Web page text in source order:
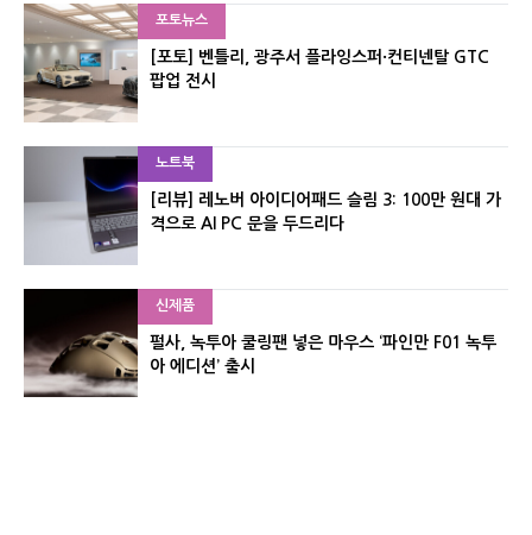
포토뉴스
[포토] 벤틀리, 광주서 플라잉스퍼·컨티넨탈 GTC
팝업 전시
노트북
[리뷰] 레노버 아이디어패드 슬림 3: 100만 원대 가
격으로 AI PC 문을 두드리다
신제품
펄사, 녹투아 쿨링팬 넣은 마우스 ‘파인만 F01 녹투
아 에디션’ 출시